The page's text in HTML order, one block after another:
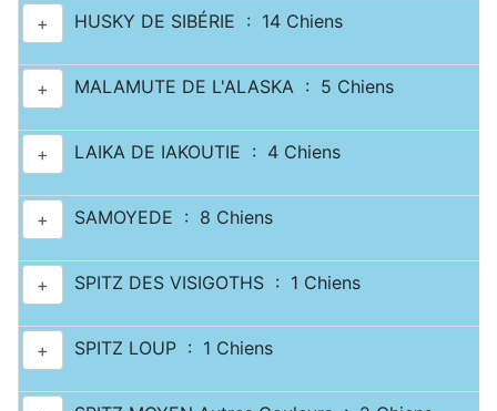
+ HUSKY DE SIBÉRIE : 14 Chiens
+ MALAMUTE DE L'ALASKA : 5 Chiens
+ LAIKA DE IAKOUTIE : 4 Chiens
+ SAMOYEDE : 8 Chiens
+ SPITZ DES VISIGOTHS : 1 Chiens
+ SPITZ LOUP : 1 Chiens